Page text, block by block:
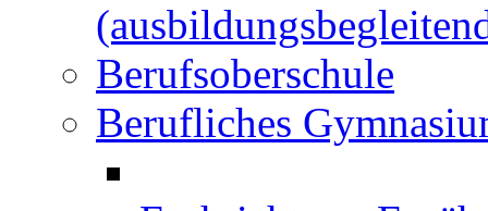
Berufsoberschule
Berufliches